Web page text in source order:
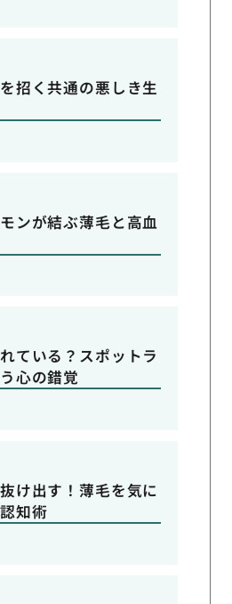
招く共通の悪しき生
ンが結ぶ薄毛と高血
ている？スポットラ
心の錯覚
け出す！薄毛を気に
知術